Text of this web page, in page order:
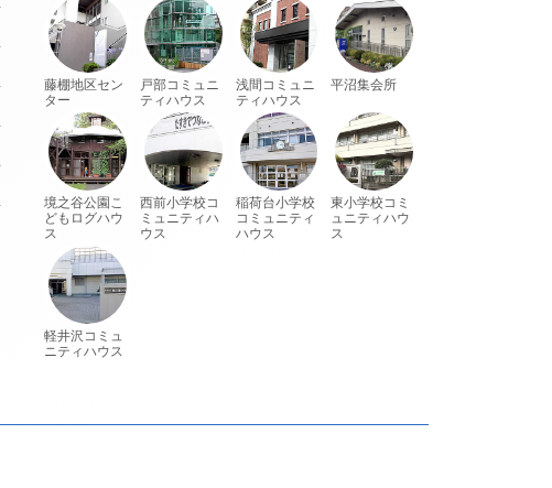
藤棚地区セン
ター
戸部コミュニ
ティハウス
浅間コミュニ
ティハウス
平沼集会所
境之谷公園こ
どもログハウ
ス
西前小学校コ
ミュニティハ
ウス
稲荷台小学校
コミュニティ
ハウス
東小学校コミ
ュニティハウ
ス
軽井沢コミュ
ニティハウス